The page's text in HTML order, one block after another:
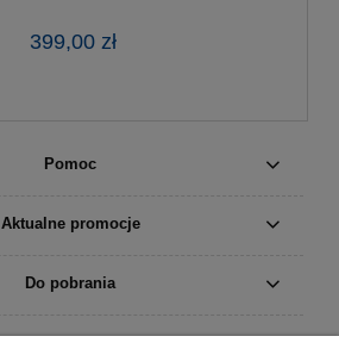
399,00 zł
Pomoc
Aktualne promocje
Do pobrania